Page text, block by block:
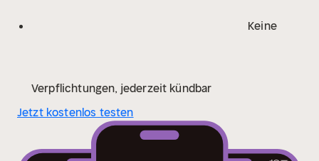
Millionen Mal verkauft. Neben der Saga vom Eisvolk
Keine
Verpflichtungen, jederzeit kündbar
Jetzt kostenlos testen